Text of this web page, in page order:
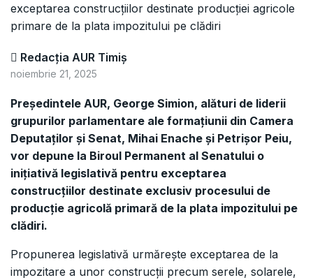
Redacția AUR Timiș
noiembrie 21, 2025
Președintele AUR, George Simion, alături de liderii
grupurilor parlamentare ale formațiunii din Camera
Deputaților și Senat, Mihai Enache și Petrișor Peiu,
vor depune la Biroul Permanent al Senatului o
inițiativă legislativă pentru exceptarea
construcțiilor destinate exclusiv procesului de
producție agricolă primară de la plata impozitului pe
clădiri.
Propunerea legislativă urmărește exceptarea de la
impozitare a unor construcții precum serele, solarele,